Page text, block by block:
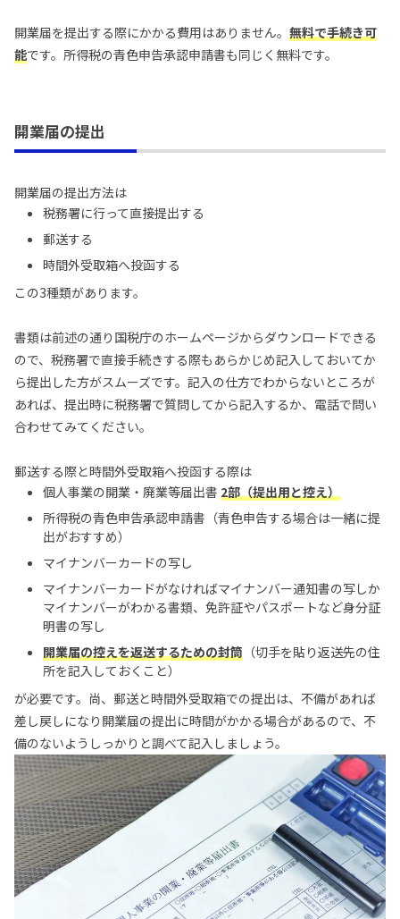
開業届を提出する際にかかる費用はありません。 無料で手続き可
能です。所得税の青色申告承認申請書も同じく無料です。
開業届の提出
開業届の提出方法は
税務署に行って直接提出する
郵送する
時間外受取箱へ投函する
この3種類があります。
書類は前述の通り国税庁のホームページからダウンロードできる
ので、税務署で直接手続きする際もあらかじめ記入しておいてか
ら提出した方がスムーズです。記入の仕方でわからないところが
あれば、提出時に税務署で質問してから記入するか、電話で問い
合わせてみてください。
郵送する際と時間外受取箱へ投函する際は
個人事業の開業・廃業等届出書 2部（提出用と控え）
所得税の青色申告承認申請書（青色申告する場合は一緒に提
出がおすすめ）
マイナンバーカードの写し
マイナンバーカードがなければマイナンバー通知書の写しか
マイナンバーがわかる書類、免許証やパスポートなど身分証
明書の写し
開業届の控えを返送するための封筒 （切手を貼り返送先の住
所を記入しておくこと）
が必要です。尚、郵送と時間外受取箱での提出は、不備があれば
差し戻しになり開業届の提出に時間がかかる場合があるので、不
備のないようしっかりと調べて記入しましょう。